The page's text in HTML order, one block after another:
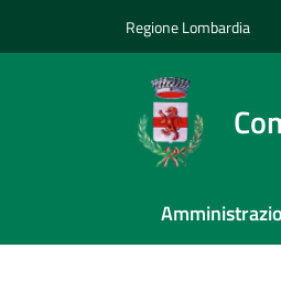
Regione Lombardia